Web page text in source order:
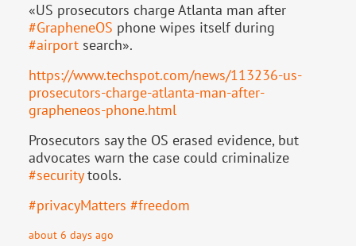
«US prosecutors charge Atlanta man after
#GrapheneOS phone wipes itself during
#airport search».
https://www.techspot.com/news/113236-us-
prosecutors-charge-atlanta-man-after-
grapheneos-phone.html
Prosecutors say the OS erased evidence, but
advocates warn the case could criminalize
#securitytools.
#privacyMatters #freedom
about 6 days ago